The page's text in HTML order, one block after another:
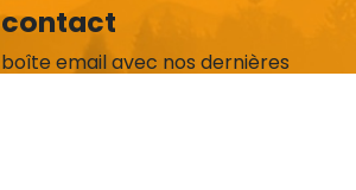
contact
email avec nos dernières